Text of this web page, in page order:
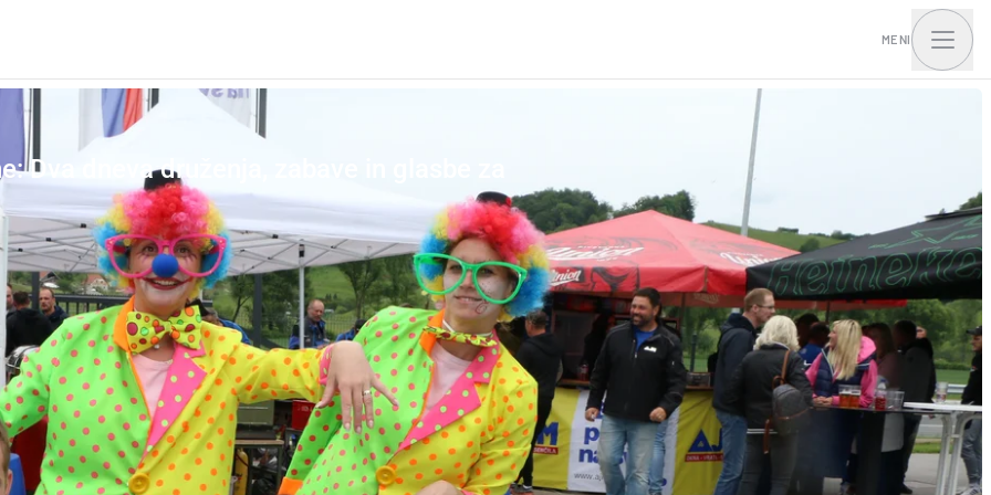
MENI
Senčila in dodatki Pametna hiša I.Access
Dva dneva druženja, zabave in glasbe za